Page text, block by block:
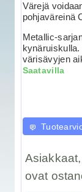
Värejä
pohjaväreinä
Metallic-
värisävyjen
Saatavilla
ovat